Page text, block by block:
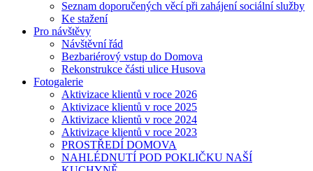
Seznam doporučených věcí při zahájení sociální služby
Ke stažení
Pro návštěvy
Návštěvní řád
Bezbariérový vstup do Domova
Rekonstrukce části ulice Husova
Fotogalerie
Aktivizace klientů v roce 2026
Aktivizace klientů v roce 2025
Aktivizace klientů v roce 2024
Aktivizace klientů v roce 2023
PROSTŘEDÍ DOMOVA
NAHLÉDNUTÍ POD POKLIČKU NAŠÍ